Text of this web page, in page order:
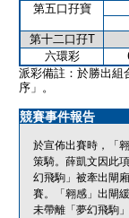
第五口孖寶
第十二口孖T
六環彩
派彩備註：於勝出組
序」。
競賽事件報告
於宣佈出賽時，「
策騎。薛凱文因此
幻飛駒」被牽出閘
賽。「翱感」出閘
未帶離「夢幻飛駒